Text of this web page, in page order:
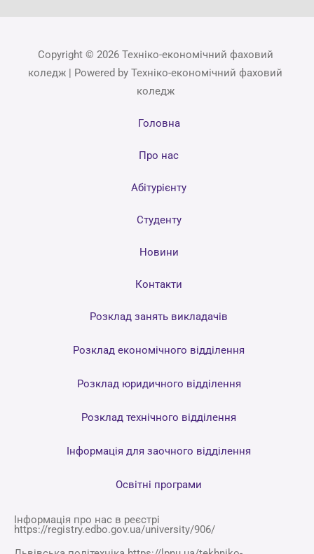
Copyright © 2026 Техніко-економічний фаховий
коледж | Powered by Техніко-економічний фаховий
коледж
Головна
Про нас
Абітурієнту
Студенту
Новини
Контакти
Розклад занять викладачів
Розклад економічного відділення
Розклад юридичного відділення
Розклад технічного відділення
Інформація для заочного відділення
Освітні програми
Інформація про нас в реєстрі
https://registry.edbo.gov.ua/university/906/